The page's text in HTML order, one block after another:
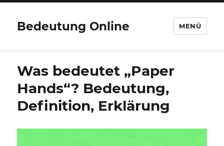
Bedeutung Online MENÜ
Was bedeutet „Paper
Hands“? Bedeutung,
Definition, Erklärung